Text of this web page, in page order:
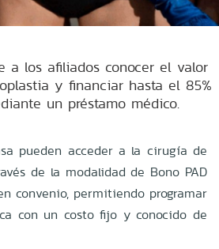
a los afiliados conocer el valor
y financiar hasta el 85%
un préstamo médico.
pueden acceder a la cirugía de
de la modalidad de Bono PAD
convenio, permitiendo programar
con un costo fijo y conocido de